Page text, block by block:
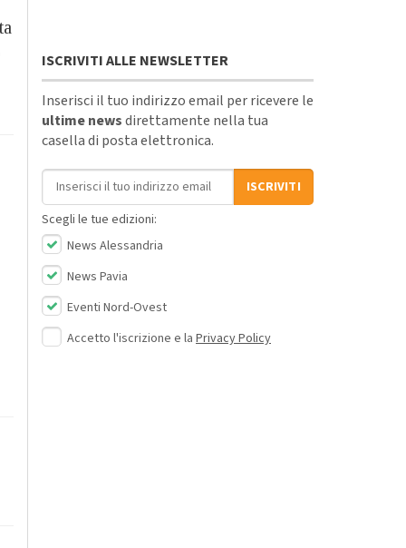
ISCRIVITI ALLE NEWSLETTER
Inserisci il tuo indirizzo email per ricevere le
ultime newsdirettamente nella tua
casella di posta elettronica.
Indirizzo email
ISCRIVITI
Scegli le tue edizioni:
News Alessandria
News Pavia
Eventi Nord-Ovest
Accetto l'iscrizione e la Privacy Policy